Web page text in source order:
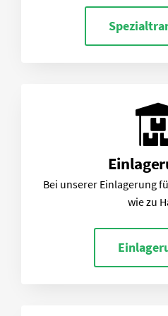
Bei unserer Einlagerung
wie zu